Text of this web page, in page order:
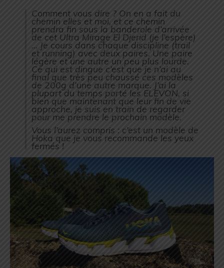
Comment vous dire ? On en a fait du
chemin elles et moi, et ce chemin
prendra fin sous la banderole d’arrivée
de cet Ultra Mirage El Djerid (je l’espère)
… Je cours dans chaque discipline (trail
et running) avec deux paires. Une paire
légère et une autre un peu plus lourde.
Ce qui est dingue c’est que je n’ai au
final que très peu chaussé ces modèles
de 200g d’une autre marque. J’ai la
plupart du temps porté les ELEVON, si
bien que maintenant que leur fin de vie
approche, je suis en train de regarder
pour me prendre le prochain modèle.
Vous l’aurez compris : c’est un modèle de
Hoka que je vous recommande les yeux
fermés !